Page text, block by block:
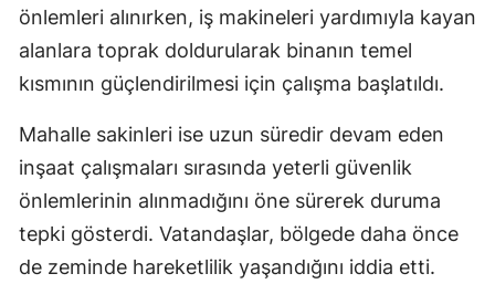
önlemleri alınırken, iş makineleri yardımıyla kayan
alanlara toprak doldurularak binanın temel
kısmının güçlendirilmesi için çalışma başlatıldı.
Mahalle sakinleri ise uzun süredir devam eden
inşaat çalışmaları sırasında yeterli güvenlik
önlemlerinin alınmadığını öne sürerek duruma
tepki gösterdi. Vatandaşlar, bölgede daha önce
de zeminde hareketlilik yaşandığını iddia etti.